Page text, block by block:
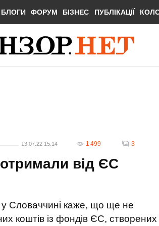
БЛОГИ ФОРУМ БІЗНЕС ПУБЛІКАЦІЇ
13.07.22 15:14 1 499 3
від ЄС
Словаччині каже, що ще не
коштів із фондів ЄС, створених